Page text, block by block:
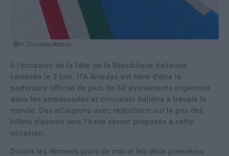
@H. Gousse/Airbus
À l’occasion de la Fête de la République italienne
célébrée le 2 juin, ITA Airways est fière d’être le
partenaire officiel de plus de 34 événements organisés
dans les ambassades et consulats italiens à travers le
monde. Des eCoupons avec réductions sur le prix des
billets d’avions vers l’Italie seront proposés à cette
occasion.
Durant les derniers jours de mai et les deux premières